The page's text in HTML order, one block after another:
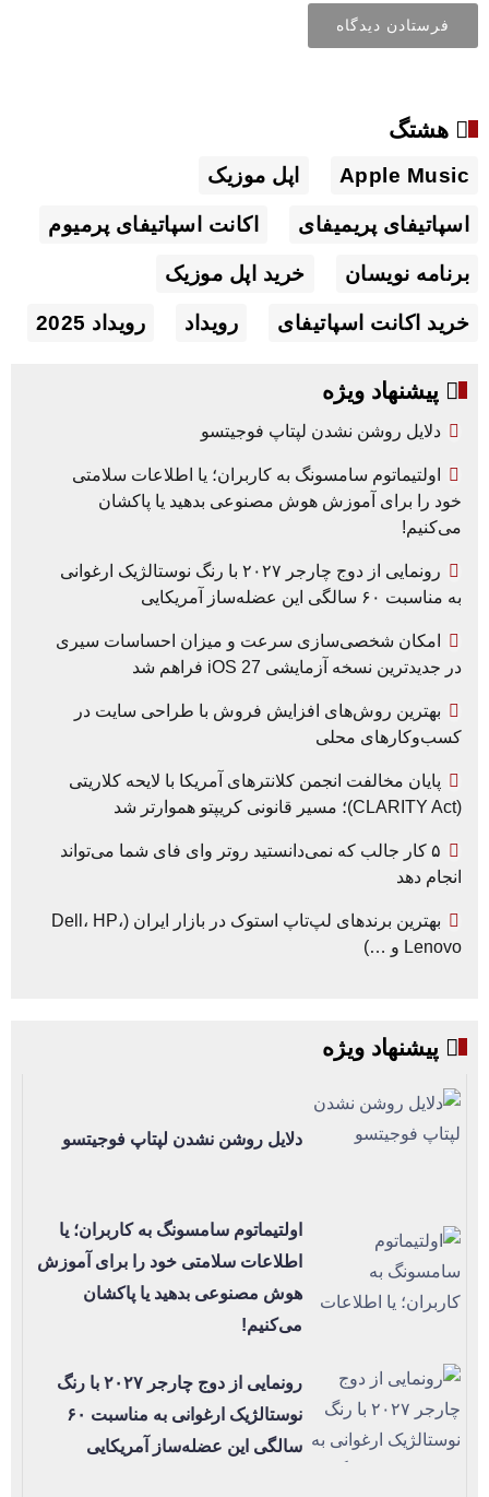
هشتگ
Apple Music اپل موزیک
اسپاتیفای پریمیفای اکانت اسپاتیفای پرمیوم
برنامه نویسان خرید اپل موزیک
خرید اکانت اسپاتیفای رویداد رویداد 2025
پیشنهاد ویژه
دلایل روشن نشدن لپتاپ فوجیتسو
اولتیماتوم سامسونگ به کاربران؛ یا اطلاعات سلامتی
خود را برای آموزش هوش مصنوعی بدهید یا پاکشان
می‌کنیم!
رونمایی از دوج چارجر ۲۰۲۷ با رنگ نوستالژیک ارغوانی
به مناسبت ۶۰ سالگی این عضله‌ساز آمریکایی
امکان شخصی‌سازی سرعت و میزان احساسات سیری
در جدیدترین نسخه آزمایشی iOS 27 فراهم شد
بهترین روش‌های افزایش فروش با طراحی سایت در
کسب‌وکارهای محلی
پایان مخالفت انجمن کلانترهای آمریکا با لایحه کلاریتی
(CLARITY Act)؛ مسیر قانونی کریپتو هموارتر شد
۵ کار جالب که نمی‌دانستید روتر وای فای شما می‌تواند
انجام دهد
بهترین برندهای لپ‌تاپ استوک در بازار ایران (Dell، HP،
Lenovo و …)
پیشنهاد ویژه
دلایل روشن نشدن لپتاپ فوجیتسو
اولتیماتوم سامسونگ به کاربران؛ یا
اطلاعات سلامتی خود را برای آموزش
هوش مصنوعی بدهید یا پاکشان
می‌کنیم!
رونمایی از دوج چارجر ۲۰۲۷ با رنگ
نوستالژیک ارغوانی به مناسبت ۶۰
سالگی این عضله‌ساز آمریکایی